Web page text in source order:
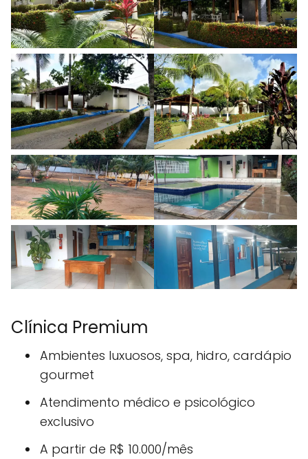
Clínica Premium
Ambientes luxuosos, spa, hidro, cardápio
gourmet
Atendimento médico e psicológico
exclusivo
A partir de R$ 10.000/mês